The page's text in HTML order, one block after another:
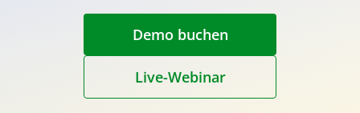
Demo buchen
Live-Webinar